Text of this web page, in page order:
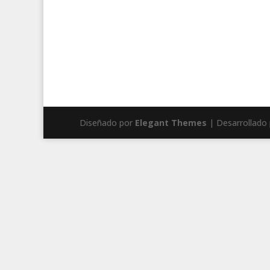
Diseñado por Elegant Themes | Desarrollado